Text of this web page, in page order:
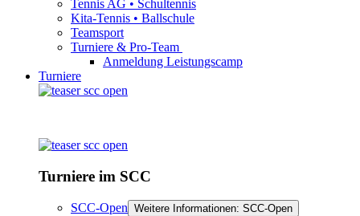
Tennis AG • Schultennis
Kita-Tennis • Ballschule
Teamsport
Turniere & Pro-Team
Anmeldung Leistungscamp
Turniere
Turniere im SCC
SCC-Open Weitere Informationen: SCC-Open